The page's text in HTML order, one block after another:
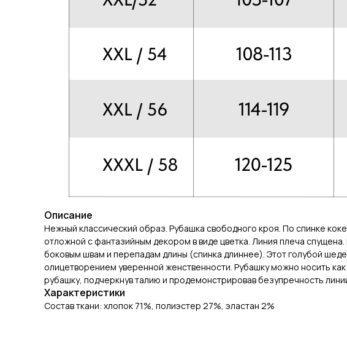
Описание
Нежный классический образ. Рубашка свободного кроя. По спинке
отложной с фантазийным декором в виде цветка. Линия плеча
боковым швам и перепадам длины (спинка длиннее). Этот голубой
олицетворением уверенной женственности. Рубашку можно носить
рубашку, подчеркнув талию и продемонстрировав безупречность
Характеристики
Состав ткани: хлопок 71%, полиэстер 27%, эластан 2%